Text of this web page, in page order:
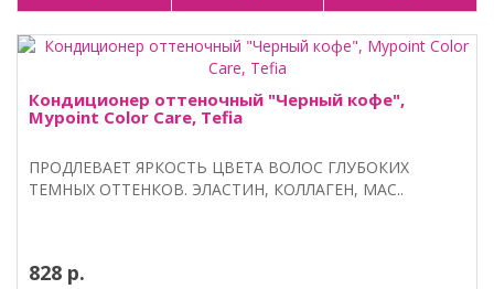
Кондиционер оттеночный "Черный кофе",
Mypoint Color Care, Tefia
ПРОДЛЕВАЕТ ЯРКОСТЬ ЦВЕТА ВОЛОС ГЛУБОКИХ
ТЕМНЫХ ОТТЕНКОВ. ЭЛАСТИН, КОЛЛАГЕН, МАС..
828 р.